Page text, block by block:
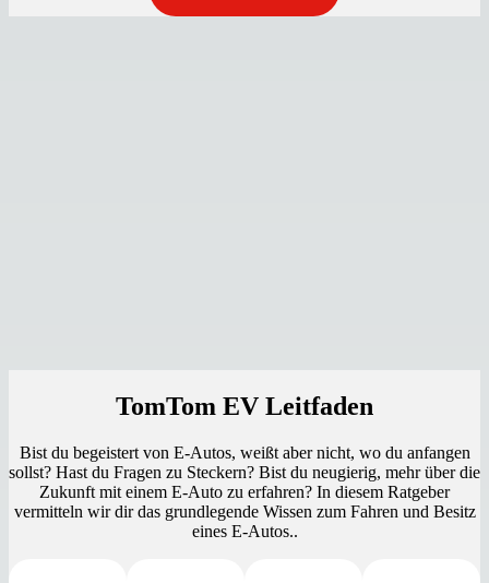
TomTom EV Leitfaden
Bist du begeistert von E-Autos, weißt aber nicht, wo du anfangen
sollst? Hast du Fragen zu Steckern? Bist du neugierig, mehr über die
Zukunft mit einem E-Auto zu erfahren? In diesem Ratgeber
vermitteln wir dir das grundlegende Wissen zum Fahren und Besitz
eines E-Autos..